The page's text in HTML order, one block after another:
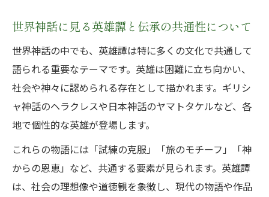
世界神話に見る英雄譚と伝承の共通性について
世界神話の中でも、英雄譚は特に多くの文化で共通して
語られる重要なテーマです。英雄は困難に立ち向かい、
社会や神々に認められる存在として描かれます。ギリシ
ャ神話のヘラクレスや日本神話のヤマトタケルなど、各
地で個性的な英雄が登場します。
これらの物語には「試練の克服」「旅のモチーフ」「神
からの恩恵」など、共通する要素が見られます。英雄譚
は、社会の理想像や道徳観を象徴し、現代の物語や作品